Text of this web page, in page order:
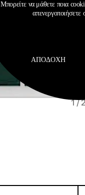
1/
Μπορείτε να μάθετε ποια
απενεργοποιήσετε
ΑΠΟΔΟΧΉ